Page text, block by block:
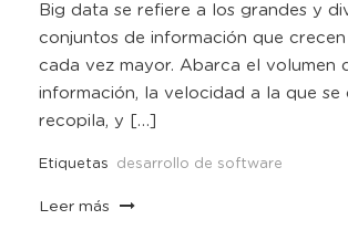
Big data se refiere a los grandes y
conjuntos de información que
cada vez mayor. Abarca el volumen
información, la velocidad a la que se
recopila, y […]
Etiquetas desarrollo de software
Leer más